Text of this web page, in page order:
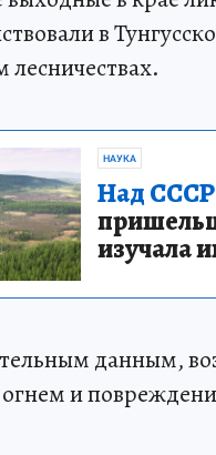
в
НАУКА
Над СССР
изучала
данным,
и